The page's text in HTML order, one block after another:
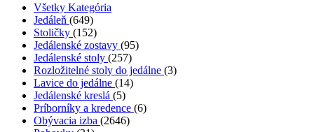
Všetky Kategória
Jedáleň (649)
Stoličky (152)
Jedálenské zostavy (95)
Jedálenské stoly (257)
Rozložitelné stoly do jedálne (3)
Lavice do jedálne (14)
Jedálenské kreslá (5)
Príborníky a kredence (6)
Obývacia izba (2646)